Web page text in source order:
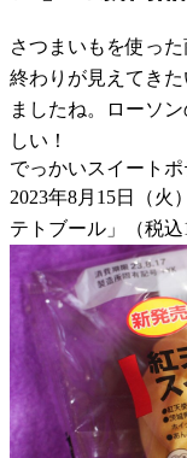
さつまいもを使っ
終わりが見えてき
ましたね。ローソ
しい！
でっかいスイートポ
2023年8月15日（火
テトブール」（税込